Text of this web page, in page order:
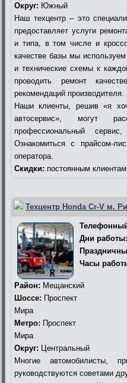
Округ: Южный
Наш техцентр – это
предоставляет услуги
и типа, в том числе и
качестве базы мы
и технические схемы к
проводить ремонт
рекомендаций производителя.
Наши клиенты, решив «я
автосервис», могут
профессиональный
Ознакомиться с прайсом-
оператора.
Скидки: постоянным
Техцентр Honda Cr-V м.
Дни работы:
Часы
Район: Мещанский
Шоссе: Проспект
Мира
Метро: Проспект
Мира
Округ: Центральный
Многие автомобилисты,
руководствуются советами